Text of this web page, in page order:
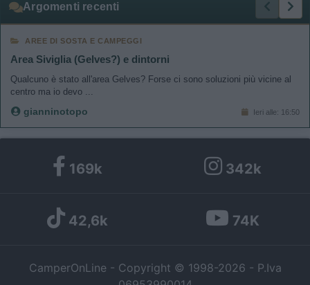
Argomenti recenti
AREE DI SOSTA E CAMPEGGI
Area Siviglia (Gelves?) e dintorni
Qualcuno è stato all'area Gelves? Forse ci sono soluzioni più vicine al
centro ma io devo ...
gianninotopo Ieri alle: 16:50
169k 342k
42,6k 74K
CamperOnLine - Copyright © 1998-2026 - P.Iva